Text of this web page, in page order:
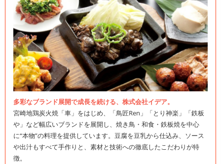
多彩なブランド展開で成長を続ける、株式会社イデア。
宮崎地鶏炭火焼「車」をはじめ、「鳥匠Ren」「とり神楽」「鉄板
や」など幅広いブランドを展開し、焼き鳥・和食・鉄板焼を中心
に“本物”の料理を提供しています。豆腐を豆乳から仕込み、ソース
や出汁もすべて手作りと、素材と技術への徹底したこだわりが特
徴。